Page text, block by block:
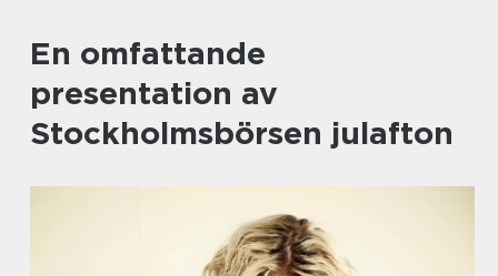
En omfattande
presentation av
Stockholmsbörsen julafton